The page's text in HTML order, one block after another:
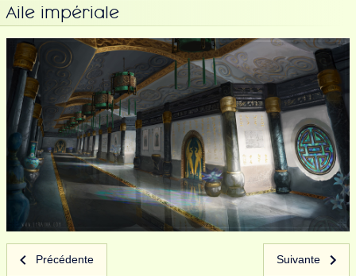
Aile impériale
Précédente Suivante